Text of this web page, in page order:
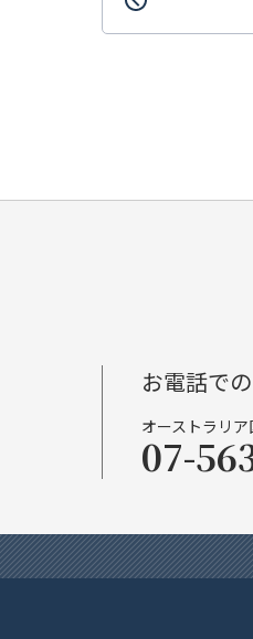
お電話で
オーストラリア
07-